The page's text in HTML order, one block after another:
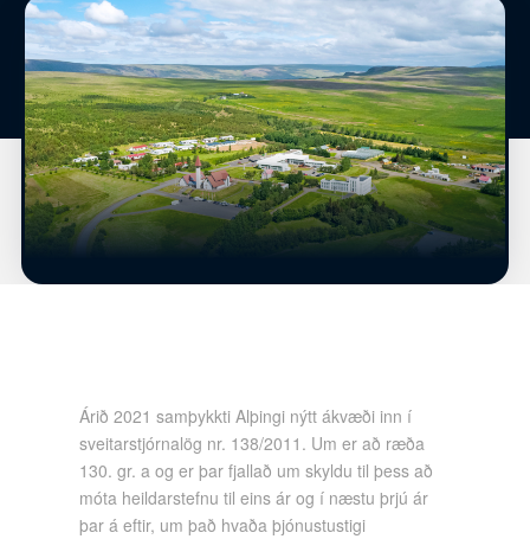
Árið 2021 samþykkti Alþingi nýtt ákvæði inn í
sveitarstjórnalög nr. 138/2011. Um er að ræða
130. gr. a og er þar fjallað um skyldu til þess að
móta heildarstefnu til eins ár og í næstu þrjú ár
þar á eftir, um það hvaða þjónustustigi